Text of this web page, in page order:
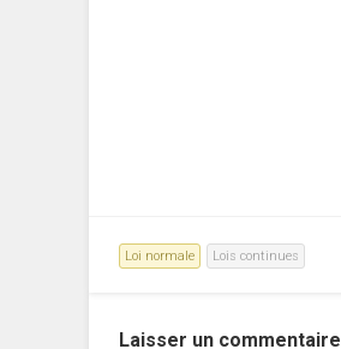
Loi normale Lois continues
Laisser un commentaire